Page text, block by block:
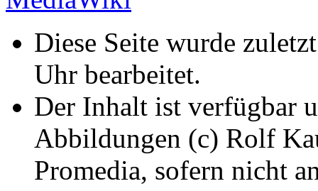
Diese Seite wurde
Uhr bearbeitet.
Der Inhalt ist verfügbar
Abbildungen (c) Rolf
Promedia, sofern nicht